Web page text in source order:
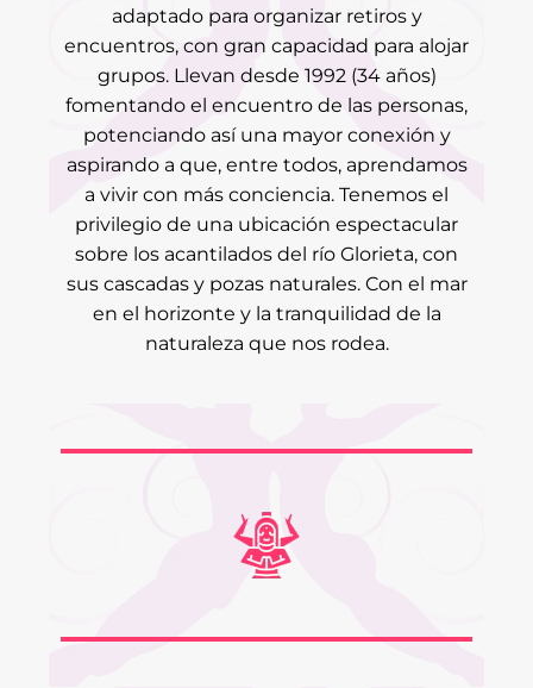
adaptado para organizar retiros y
encuentros, con gran capacidad para alojar
grupos. Llevan desde 1992 (34 años)
fomentando el encuentro de las personas,
potenciando así una mayor conexión y
aspirando a que, entre todos, aprendamos
a vivir con más conciencia. Tenemos el
privilegio de una ubicación espectacular
sobre los acantilados del río Glorieta, con
sus cascadas y pozas naturales. Con el mar
en el horizonte y la tranquilidad de la
naturaleza que nos rodea.